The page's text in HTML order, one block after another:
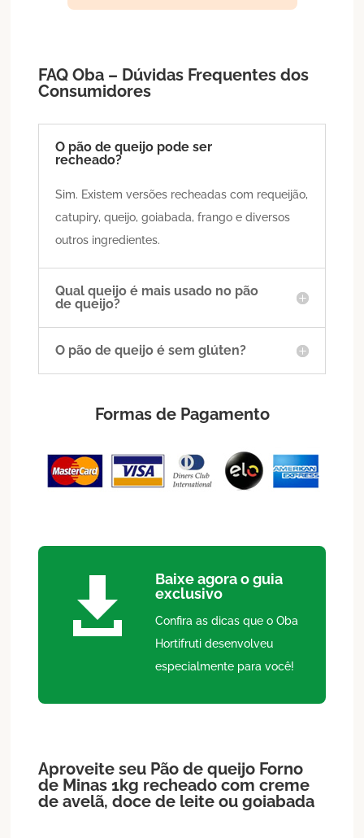
FAQ Oba – Dúvidas Frequentes dos
Consumidores
O pão de queijo pode ser
recheado?
Sim. Existem versões recheadas com requeijão,
catupiry, queijo, goiabada, frango e diversos
outros ingredientes.
Qual queijo é mais usado no pão
de queijo?
O pão de queijo é sem glúten?
Formas de Pagamento

Baixe agora o guia
exclusivo
Confira as dicas que o Oba
Hortifruti desenvolveu
especialmente para você!
Aproveite seu Pão de queijo Forno
de Minas 1kg recheado com creme
de avelã, doce de leite ou goiabada